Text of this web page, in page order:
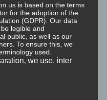
Wahrnehmen und
das eigene Tun und Nicht-
Denken, das eigene
us is based on the terms
for the adoption of the
(GDPR). Our data
legible and
public, as well as our
To ensure this, we
used.
we use, inter